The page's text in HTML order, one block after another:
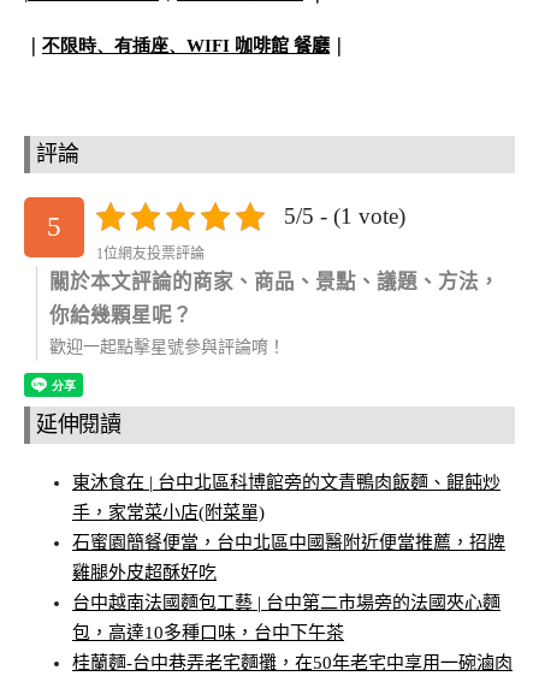
不限時、有插座、 WIFI 咖啡館 餐廳
評論
5 5/5 - (1 vote)
1位網友投票評論
關於本文評論的商家、商品、景點、議題、方法，
你給幾顆星呢？
歡迎一起點擊星號參與評論唷！
延伸閱讀
東沐食在 | 台中北區科博館旁的文青鴨肉飯麵、餛飩炒
手，家常菜小店(附菜單)
石蜜園簡餐便當，台中北區中國醫附近便當推薦，招牌
雞腿外皮超酥好吃
台中越南法國麵包工藝 | 台中第二市場旁的法國夾心麵
包，高達10多種口味，台中下午茶
桂蘭麵-台中巷弄老宅麵攤，在50年老宅中享用一碗滷肉